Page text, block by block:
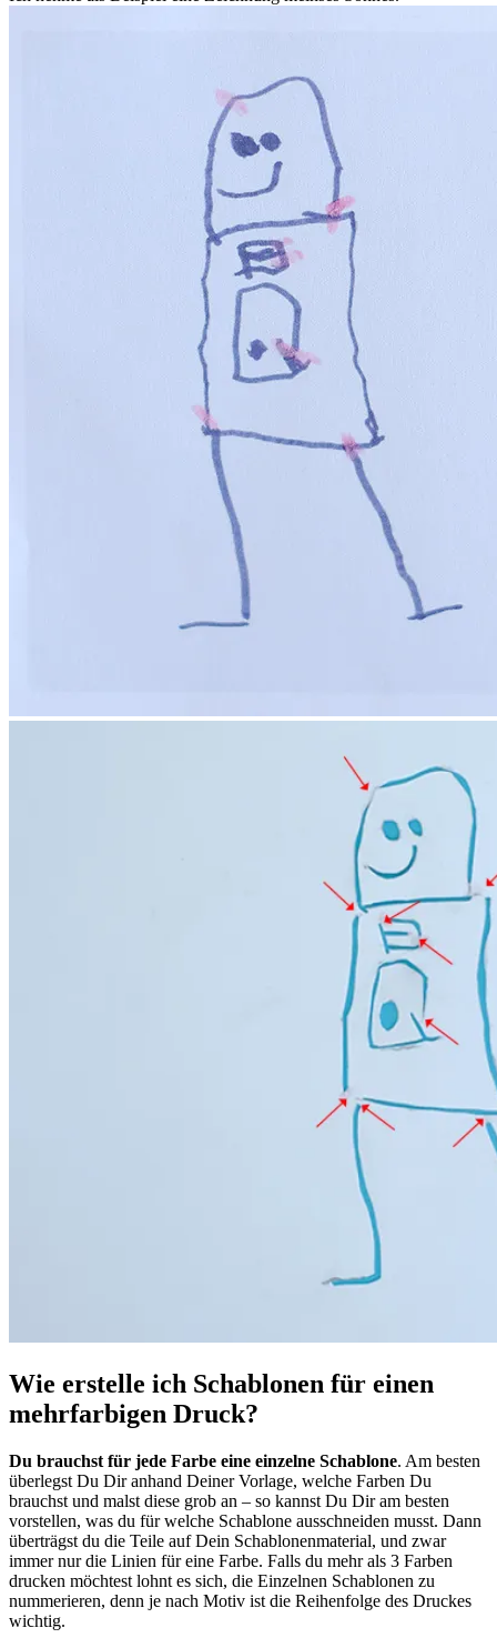
Wie erstelle ich Schablonen für einen
mehrfarbigen Druck?
Du brauchst für jede Farbe eine einzelne Schablone. Am besten
überlegst Du Dir anhand Deiner Vorlage, welche Farben Du
brauchst und malst diese grob an – so kannst Du Dir am besten
vorstellen, was du für welche Schablone ausschneiden musst. Dann
überträgst du die Teile auf Dein Schablonenmaterial, und zwar
immer nur die Linien für eine Farbe. Falls du mehr als 3 Farben
drucken möchtest lohnt es sich, die Einzelnen Schablonen zu
nummerieren, denn je nach Motiv ist die Reihenfolge des Druckes
wichtig.